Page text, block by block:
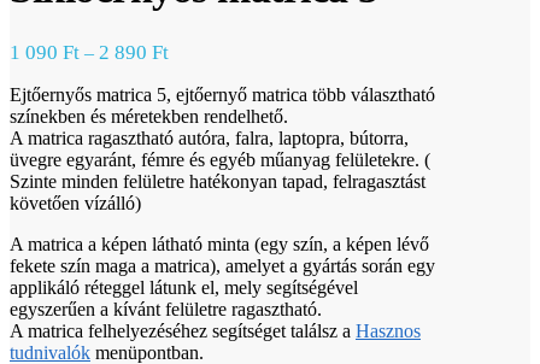
1 090 Ft – 2 890 Ft
Ejtőernyős matrica 5, ejtőernyő matrica több választható
színekben és méretekben rendelhető.
A matrica ragasztható autóra, falra, laptopra, bútorra,
üvegre egyaránt, fémre és egyéb műanyag felületekre. (
Szinte minden felületre hatékonyan tapad, felragasztást
követően vízálló)
A matrica a képen látható minta (egy szín, a képen lévő
fekete szín maga a matrica), amelyet a gyártás során egy
applikáló réteggel látunk el, mely segítségével
egyszerűen a kívánt felületre ragasztható.
A matrica felhelyezéséhez segítséget találsz a Hasznos
tudnivalók menüpontban.